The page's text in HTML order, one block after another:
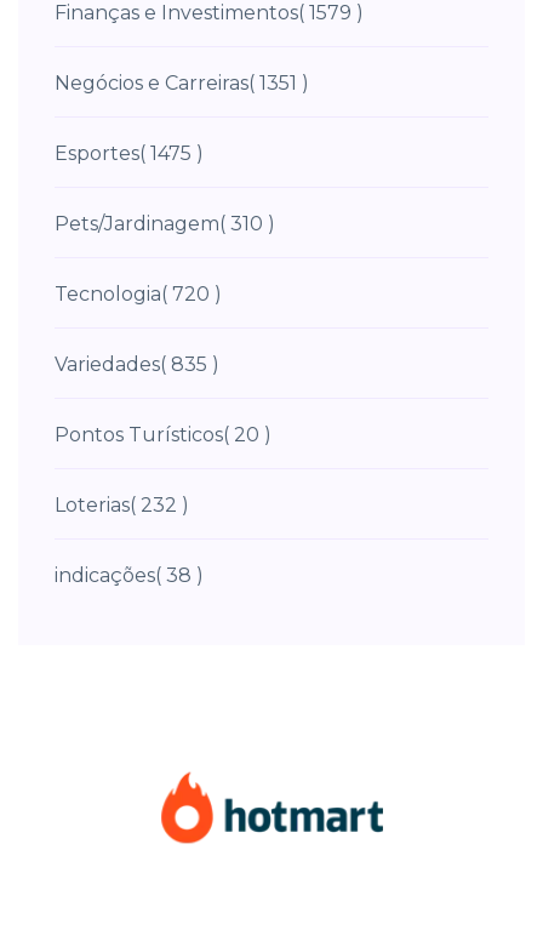
Finanças e Investimentos( 1579 )
Negócios e Carreiras( 1351 )
Esportes( 1475 )
Pets/Jardinagem( 310 )
Tecnologia( 720 )
Variedades( 835 )
Pontos Turísticos( 20 )
Loterias( 232 )
indicações( 38 )